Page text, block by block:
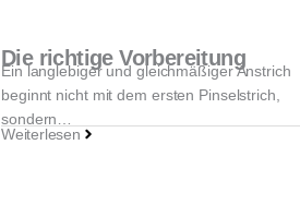
Die richtige Vorbereitung
Ein langlebiger und gleichmäßiger Anstrich
beginnt nicht mit dem ersten Pinselstrich,
sondern…
Weiterlesen